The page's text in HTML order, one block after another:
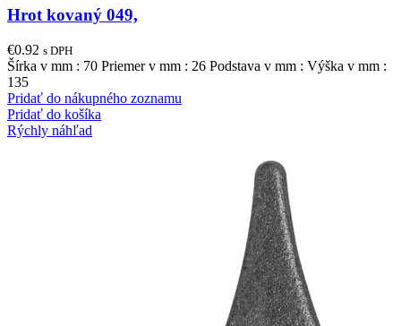
Hrot kovaný 049,
€0.92 s DPH
Šírka v mm : 70 Priemer v mm : 26 Podstava v mm : Výška v mm :
135
Pridať do nákupného zoznamu
Pridať do košíka
Rýchly náhľad